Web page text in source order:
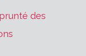
des